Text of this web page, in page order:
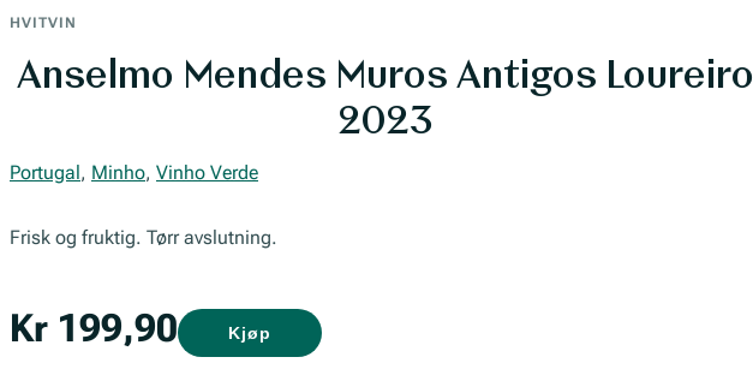
HVITVIN
Anselmo Mendes Muros Antigos Loureiro
2023
Portugal, Minho, Vinho Verde
Frisk og fruktig. Tørr avslutning.
Kr 199,90 Kjøp